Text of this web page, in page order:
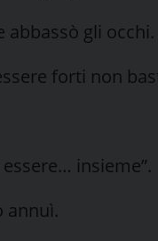
abbassò gli occhi.
forti non
essere… insieme”.
annuì.